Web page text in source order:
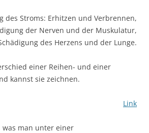
des Stroms: Erhitzen und Verbrennen,
der Nerven und der Muskulatur,
des Herzens und der Lunge.
einer Reihen- und einer
kannst sie zeichnen.
Link
was man unter einer